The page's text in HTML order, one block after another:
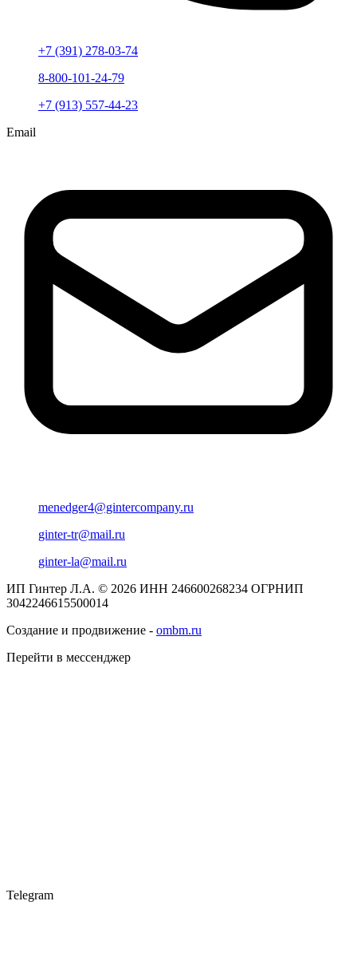
+7 (391) 278-03-74
8-800-101-24-79
+7 (913) 557-44-23
Email
menedger4@gintercompany.ru
ginter-tr@mail.ru
ginter-la@mail.ru
ИП Гинтер Л.А. © 2026 ИНН 246600268234 ОГРНИП
3042246615500014
Создание и продвижение - ombm.ru
Перейти в мессенджер
Telegram